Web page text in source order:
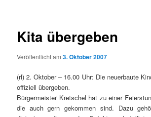
Kita übergeben
Veröffentlicht am3. Oktober 2007
(rl) 2. Oktober – 16.00 Uhr: Die neuerbaute
offiziell übergeben.
Bürgermeister Kretschel hat zu einer
die auch gern gekommen sind. Dazu